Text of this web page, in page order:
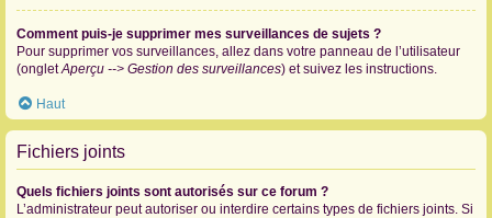
Comment puis-je supprimer mes surveillances de sujets ?
Pour supprimer vos surveillances, allez dans votre panneau de l’utilisateur
(ongletAperçu --> Gestion des surveillances) et suivez les instructions.
Haut
Fichiers joints
Quels fichiers joints sont autorisés sur ce forum ?
L’administrateur peut autoriser ou interdire certains types de fichiers joints. Si